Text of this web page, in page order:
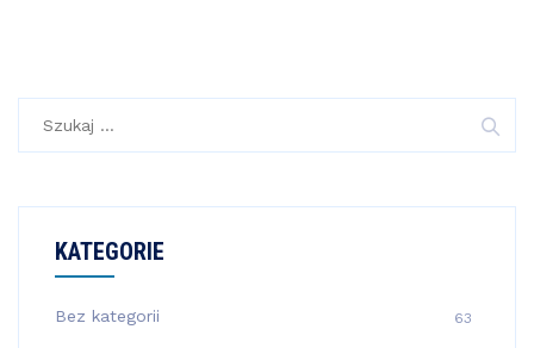
KATEGORIE
Bez kategorii 63